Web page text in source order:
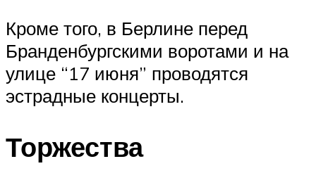
Кроме того, в Берлине перед
Бранденбургскими воротами и на
улице “17 июня” проводятся
эстрадные концерты.
Торжества